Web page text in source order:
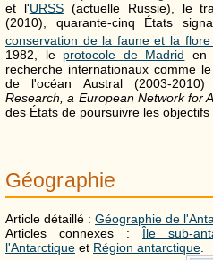
et l'URSS(actuelle Russie), le
(2010), quarante-cinq États
conservation de la faune et la
1982, le protocole de Madrid en
recherche internationaux comme le
de l'océan Austral (2003-
Research, a European Network for
des États de poursuivre les objectifs
Géographie
Article détaillé : Géographie de
Articles connexes :Île sub-
l'Antarctique et Région antarctique